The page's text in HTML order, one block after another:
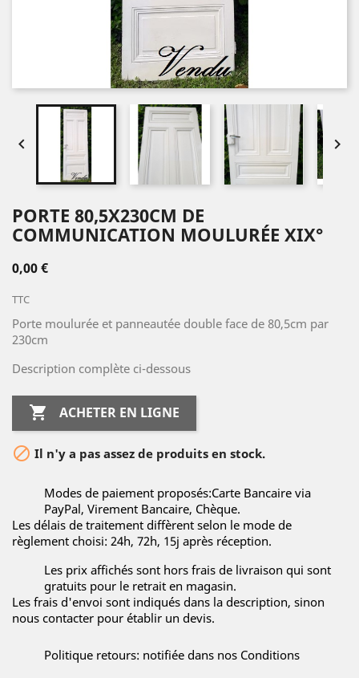
 
PORTE 80,5X230CM DE
COMMUNICATION MOULURÉE XIX°
0,00 €
TTC
Porte moulurée et panneautée double face de 80,5cm par
230cm
Description complète ci-dessous
 ACHETER EN LIGNE
 Il n'y a pas assez de produits en stock.
Modes de paiement proposés:Carte Bancaire via
PayPal, Virement Bancaire, Chèque.
Les délais de traitement diffèrent selon le mode de
règlement choisi: 24h, 72h, 15j après réception.
Les prix affichés sont hors frais de livraison qui sont
gratuits pour le retrait en magasin.
Les frais d'envoi sont indiqués dans la description, sinon
nous contacter pour établir un devis.
Politique retours: notifiée dans nos Conditions